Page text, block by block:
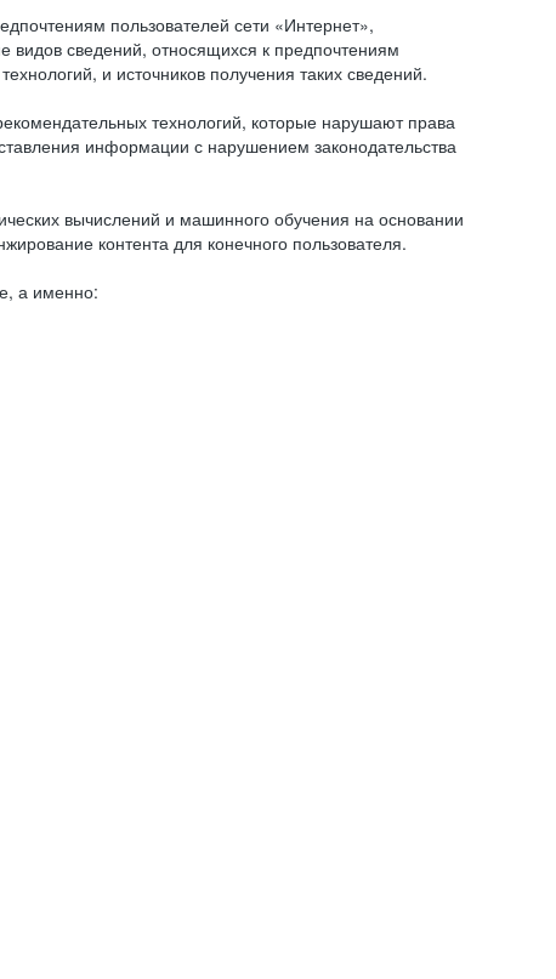
пользователей сети «Интернет»,
видов сведений, относящихся к предпочтениям
и источников получения таких сведений.
технологий, которые нарушают права
информации с нарушением законодательства
вычислений и машинного обучения на основании
контента для конечного пользователя.
а именно: